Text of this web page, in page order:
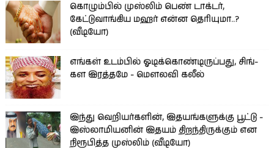
கொழும்பில் முஸ்லிம் பெண் டாக்டர்,
கேட்டுவாங்கிய மஹர் என்ன தெரியுமா..?
(வீடியோ)
எங்கள் உடம்பில் ஓடிக்­கொண்­டி­ருப்­பது, சிங்­
கள இரத்­தமே - மௌலவி கலீல்
இந்து வெறியர்களின், இதயங்களுக்கு பூட்டு -
இஸ்லாமியனின் இதயம் திறந்திருக்கும் என
நிரூபித்த முஸ்லிம் (வீடியோ)